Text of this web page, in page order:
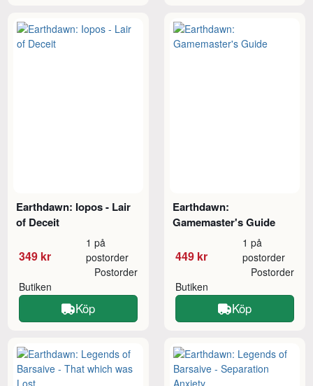
Earthdawn: Iopos - Lair
of Deceit
349 kr
1 på
postorder
Butiken
Postorder
Köp
Earthdawn:
Gamemaster's Guide
449 kr
1 på
postorder
Butiken
Postorder
Köp